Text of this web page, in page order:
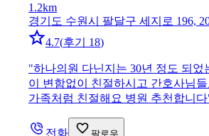
1.2km
경기도 수원시 팔달구 세지로 196,
4.7(후기 18)
"하나의원 다닌지는 30년 정도 되
이 변함없이 친절하시고 간호사님
가족처럼 친절해요 병원 추천합니다
전화 팔로우